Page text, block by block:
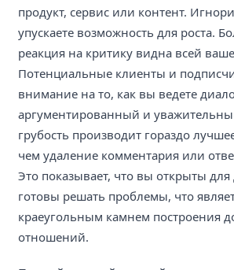
продукт, сервис или контент.
упускаете возможность для роста.
реакция на критику видна всей
Потенциальные клиенты и
внимание на то, как вы ведете
аргументированный и
грубость производит гораздо
чем удаление комментария или
Это показывает, что вы открыты для
готовы решать проблемы, что
краеугольным камнем построения
отношений.